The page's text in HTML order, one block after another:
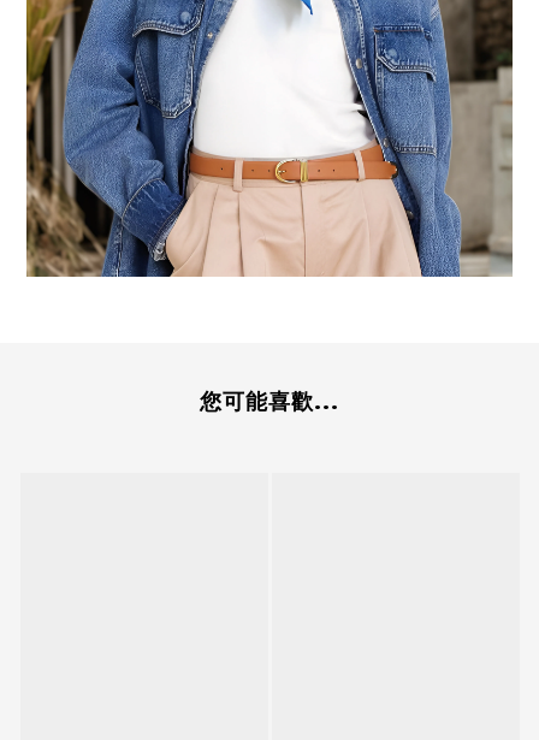
您可能喜歡...